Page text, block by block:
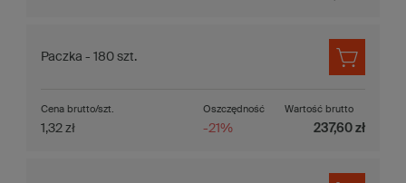
Paczka - 180 szt.
Oszczędność
-21%
Cena brutto/szt.
1,32 zł
Wartość brutto
237,60 zł